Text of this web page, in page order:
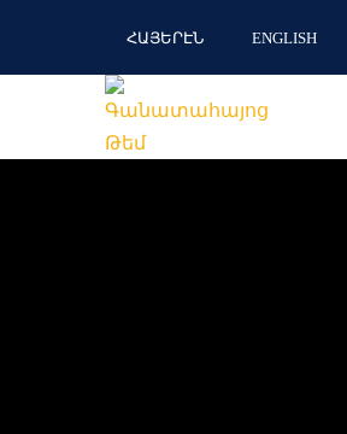
ՀԱՅԵՐԷՆ ENGLISH